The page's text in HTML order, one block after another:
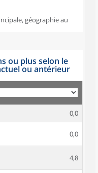
géographie au
ou plus selon le
ou antérieur
0,0
0,0
4,8